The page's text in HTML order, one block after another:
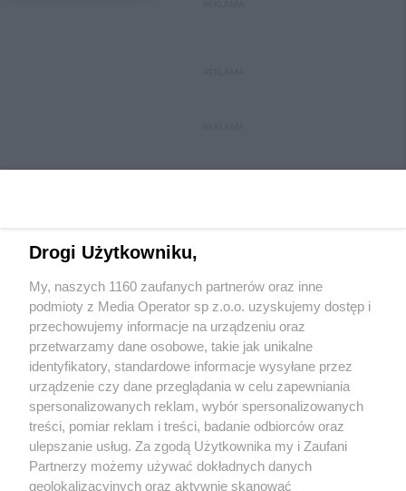
Wydawca mediówlokalnych
Nie zapomnij
zapoznać się z:
polityką prywatności regulamin korzystania z portali
Twojemiasto
Piekary Śląskie
Skontakuj sięz nami
Kontakt
Drogi Użytkowniku,
My, naszych 1160 zaufanych partnerów oraz inne
podmioty z Media Operator sp z.o.o. uzyskujemy dostęp i
przechowujemy informacje na urządzeniu oraz
przetwarzamy dane osobowe, takie jak unikalne
identyfikatory, standardowe informacje wysyłane przez
urządzenie czy dane przeglądania w celu zapewniania
spersonalizowanych reklam, wybór spersonalizowanych
treści, pomiar reklam i treści, badanie odbiorców oraz
ulepszanie usług. Za zgodą Użytkownika my i Zaufani
Partnerzy możemy używać dokładnych danych
geolokalizacyjnych oraz aktywnie skanować